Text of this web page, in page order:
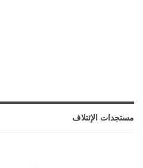
مستجدات الإئتلاف